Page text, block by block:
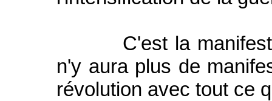
C'est la
n'y aura plus de
révolution avec tout ce